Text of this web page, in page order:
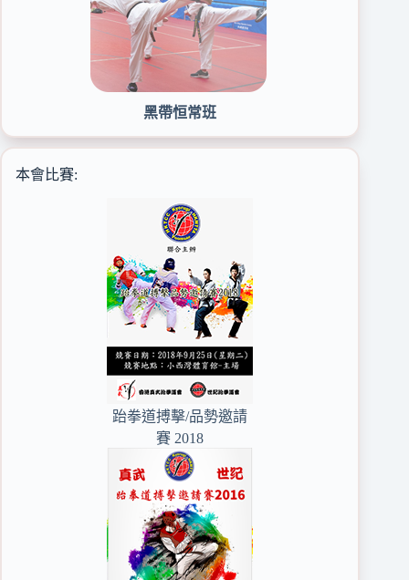
黑帶恒常班
本會比賽:
跆拳道搏擊/品勢邀請
賽 2018